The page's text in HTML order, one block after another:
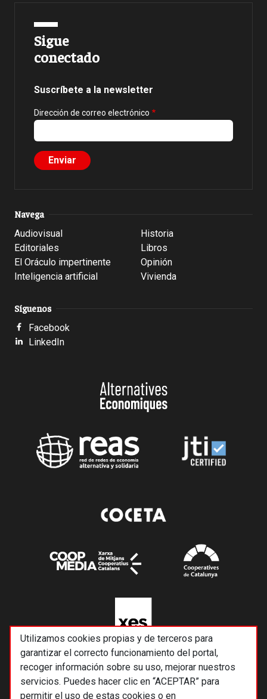
Utilizamos cookies propias y de terceros para
garantizar el correcto funcionamiento del portal,
recoger información sobre su uso, mejorar nuestros
servicios. Puedes hacer clic en “ACEPTAR” para
permitir el uso de estas cookies o en
Sigue
conectado
Suscríbete a la newsletter
Dirección de correo electrónico
Navega
Audiovisual
Editoriales
El Oráculo impertinente
Inteligencia artificial
Historia
Libros
Opinión
Vivienda
Síguenos
Facebook
LinkedIn